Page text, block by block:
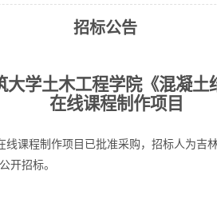
招标公告
大学土木工程学院《混凝土
在线课程制作项目
课程制作项目已批准采购，招标人为吉
开招标。